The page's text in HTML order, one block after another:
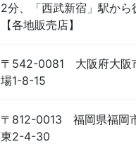
2分、「西武新宿」駅から
【各地販売店】
〒542-0081 大阪府大阪
場1-8-15
〒812-0013 福岡県福岡
東2-4-30